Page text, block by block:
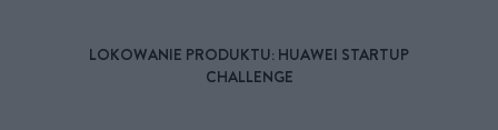
LOKOWANIE PRODUKTU: HUAWEI STARTUP
CHALLENGE